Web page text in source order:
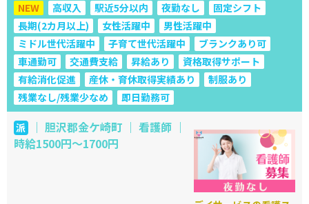
NEW 高収入 駅近5分以内 夜勤なし
固定シフト
長期(2カ月以上)
女性活躍中
男性活躍中
ミドル世代活躍中
子育て世代活躍中
ブランクあり可
車通勤可
交通費支給 昇給あり
資格取得サポート
有給消化促進
産休・育休取得実績あり
制服あり
残業なし/残業少なめ
即日勤務可
派｜ 胆沢郡金ケ崎町 ｜ 看護師 ｜
時給1500円～1700円